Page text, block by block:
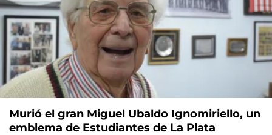
Murió el gran Miguel Ubaldo Ignomiriello, un
emblema de Estudiantes de La Plata